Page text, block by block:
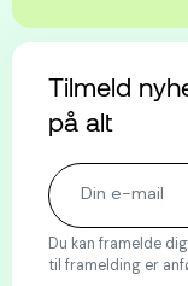
Tilmeld
på alt
Du kan framelde
til framelding er